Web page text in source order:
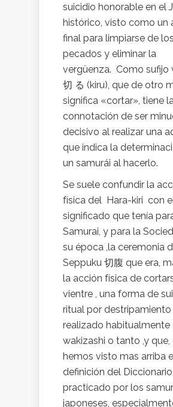
suicidio honorable en el
histórico, visto como un
final para limpiarse de los
pecados y eliminar la
vergüenza. Como sufijo
切 る (kiru), que de otro
significa «cortar», tiene
connotación de ser
decisivo al realizar una
que indica la
un samurái al hacerlo.
Se suele confundir la
física del Hara-kiri con
significado que tenía
Samurai, y para la
su época ,la ceremonia
Seppuku 切腹 que era,
la acción física de
vientre , una forma de
ritual por destripamiento
realizado habitualmente
wakizashi o tanto ,y
hemos visto mas arriba
definición del
practicado por los
japoneses,